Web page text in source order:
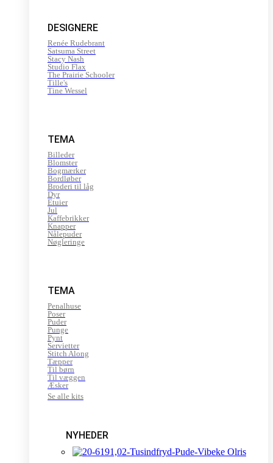
DESIGNERE
Renée Rudebrant
Satsuma Street
Stacy Nash
Studio Flax
The Prairie Schooler
Tille's
Tine Wessel
TEMA
Billeder
Blomster
Bogmærker
Bordløber
Broderi til låg
Dyr
Etuier
Jul
Kaffebrikker
Knapper
Nålepuder
Nøgleringe
TEMA
Penalhuse
Poser
Puder
Punge
Pynt
Servietter
Stitch Along
Tæpper
Til børn
Til væggen
Æsker
Se alle kits
NYHEDER